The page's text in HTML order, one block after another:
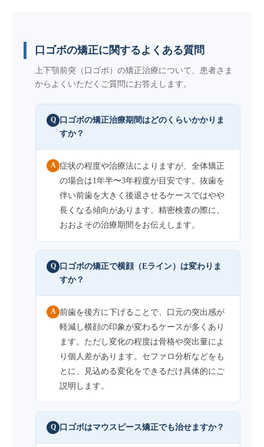
口ゴボの矯正に関するよくある質問
上下顎前突（口ゴボ）の矯正治療について、患者さま
からよくいただくご質問にお答えします。
Q
口ゴボの矯正治療期間はどのくらいかかりま
すか？
A 症状の程度や治療法によりますが、全体矯正
の場合は1年半〜3年程度が目安です。抜歯を
伴い前歯を大きく後退させるケースではやや
長くなる傾向があります。精密検査の際に、
おおよその治療期間をお伝えします。
Q
口ゴボの矯正で横顔（Eライン）は変わりま
すか？
A 前歯を後方に下げることで、口元の突出感が
軽減し横顔の印象が変わるケースが多くあり
ます。ただし変化の程度は骨格や突出量によ
り個人差があります。セファロ分析などをも
とに、見込める変化をできるだけ具体的にご
説明します。
Q 口ゴボはマウスピース矯正でも治せますか？